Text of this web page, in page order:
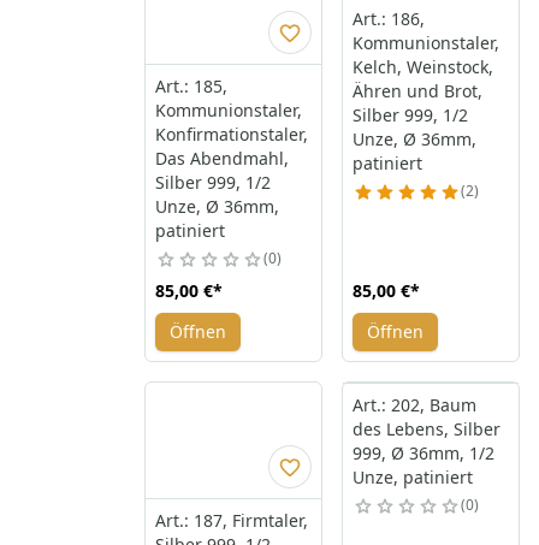
Art.: 185,
Kommunionstaler,
Konfirmationstaler,
Das Abendmahl,
Silber 999, 1/2
Unze, Ø 36mm,
patiniert
0
85,00 €*
Öffnen
Art.: 186,
Kommunionstaler,
Kelch, Weinstock,
Ähren und Brot,
Silber 999, 1/2
Unze, Ø 36mm,
patiniert
2
85,00 €*
Öffnen
Art.: 187, Firmtaler,
Art.: 202, Baum
des Lebens, Silber
999, Ø 36mm, 1/2
Unze, patiniert
0